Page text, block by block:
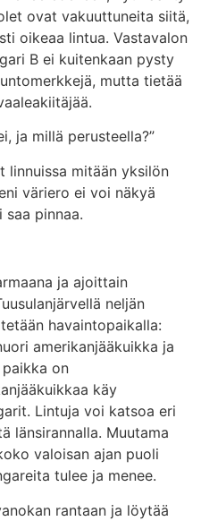
ovat vakuuttuneita siitä,
oikeaa lintua. Vastavalon
B ei kuitenkaan pysty
mutta tietää
ja millä perusteella?”
linnuissa mitään yksilön
väriero ei voi näkyä
saa pinnaa.
ja ajoittain
neljän
havaintopaikalla:
amerikanjääkuikka ja
on
käy
Lintuja voi katsoa eri
länsirannalla. Muutama
valoisan ajan puoli
tulee ja menee.
rantaan ja löytää